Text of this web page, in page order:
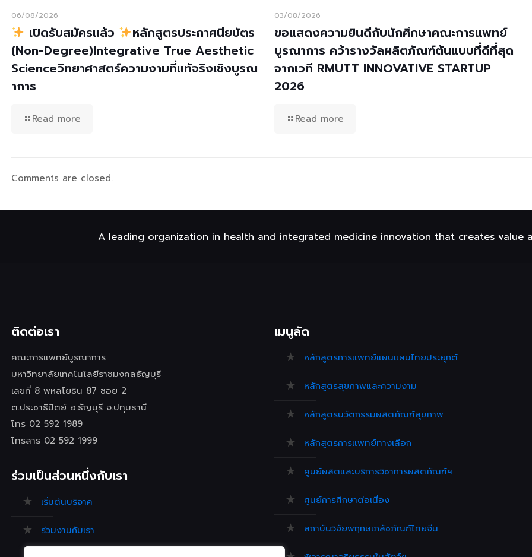
06/08/2026
เปิดรับสมัครแล้ว
หลักสูตรประกาศนียบัตร
(Non-Degree)Integrative True Aesthetic
Scienceวิทยาศาสตร์ความงามที่แท้จริงเชิงบูรณ
าการ
Read more
03/08/2026
ขอแสดงความยินดีกับนักศึกษาคณะการแพทย์
บูรณาการ คว้ารางวัลผลิตภัณฑ์ต้นแบบที่ดีที่สุด
จากเวที RMUTT INNOVATIVE STARTUP
2026
Read more
Comments are closed.
A leading organization in health and integrated medicine innovation that creates value
ติดต่อเรา
คณะการแพทย์บูรณาการ
มหาวิทยาลัยเทคโนโลยีราชมงคลธัญบุรี
เลขที่ 8 พหลโยธิน 87 ซอย 2
ต.ประชาธิปัตย์ อ.ธัญบุรี จ.ปทุมธานี
โทร 02 592 1989
โทรสาร 02 592 1999
ร่วมเป็นส่วนหนึ่งกับเรา
เริ่มต้นบริจาค
ร่วมงานกับเรา
เมนูลัด
หลักสูตรการแพทย์แผนแผนไทยประยุกต์
หลักสูตรสุขภาพและความงาม
หลักสูตรนวัตกรรมผลิตภัณฑ์สุขภาพ
หลักสูตรการแพทย์ทางเลือก
ศูนย์ผลิตและบริการวิชาการผลิตภัณฑ์ฯ
ศูนย์การศึกษาต่อเนื่อง
สถาบันวิจัยพฤกษเภสัชภัณฑ์ไทยจีน